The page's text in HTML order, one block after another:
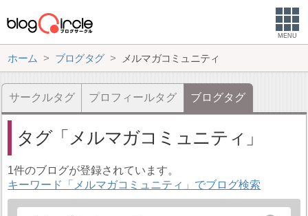
MENU
ホーム ブログタグ メルマガコミュニティ
サークルタグ プロフィールタグ ブログタグ
タグ メルマガコミュニティ
1件のブログが登録されています。
キーワード「メルマガコミュニティ」でブログ検索